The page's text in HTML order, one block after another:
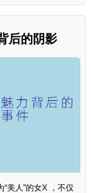
后的阴影
美人”的女X ，不仅